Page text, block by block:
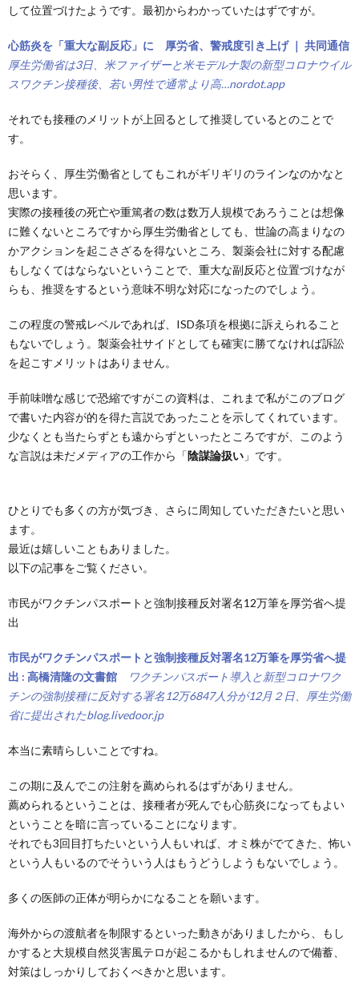
して位置づけたようです。最初からわかっていたはずですが。
心筋炎を「重大な副反応」に 厚労省、警戒度引き上げ ｜ 共同通信
厚生労働省は3日、米ファイザーと米モデルナ製の新型コロナウイル
スワクチン接種後、若い男性で通常より高…nordot.app
それでも接種のメリットが上回るとして推奨しているとのことで
す。
おそらく、厚生労働省としてもこれがギリギリのラインなのかなと
思います。
実際の接種後の死亡や重篤者の数は数万人規模であろうことは想像
に難くないところですから厚生労働省としても、世論の高まりなの
かアクションを起こさざるを得ないところ、製薬会社に対する配慮
もしなくてはならないということで、重大な副反応と位置づけなが
らも、推奨をするという意味不明な対応になったのでしょう。
この程度の警戒レベルであれば、ISD条項を根拠に訴えられること
もないでしょう。製薬会社サイドとしても確実に勝てなければ訴訟
を起こすメリットはありません。
手前味噌な感じで恐縮ですがこの資料は、これまで私がこのブログ
で書いた内容が的を得た言説であったことを示してくれています。
少なくとも当たらずとも遠からずといったところですが、このよう
な言説は未だメディアの工作から「陰謀論扱い 」です。
ひとりでも多くの方が気づき、さらに周知していただきたいと思い
ます。
最近は嬉しいこともありました。
以下の記事をご覧ください。
市民がワクチンパスポートと強制接種反対署名12万筆を厚労省へ提
出
市民がワクチンパスポートと強制接種反対署名12万筆を厚労省へ提
出 : 高橋清隆の文書館 ワクチンパスポート導入と新型コロナワク
チンの強制接種に反対する署名12万6847人分が12月２日、厚生労働
省に提出されたblog.livedoor.jp
本当に素晴らしいことですね。
この期に及んでこの注射を薦められるはずがありません。
薦められるということは、接種者が死んでも心筋炎になってもよい
ということを暗に言っていることになります。
それでも3回目打ちたいという人もいれば、オミ株がでてきた、怖い
という人もいるのでそういう人はもうどうしようもないでしょう。
多くの医師の正体が明らかになることを願います。
海外からの渡航者を制限するといった動きがありましたから、もし
かすると大規模自然災害風テロが起こるかもしれませんので備蓄、
対策はしっかりしておくべきかと思います。